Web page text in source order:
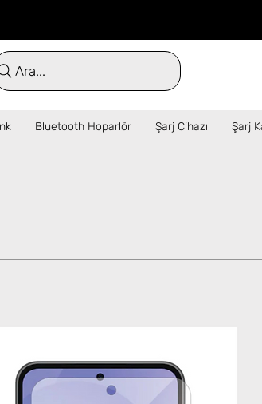
kadar verilen siparişler aynı
Ara...
Bluetooth Hoparlör Şarj Cihazı Şarj